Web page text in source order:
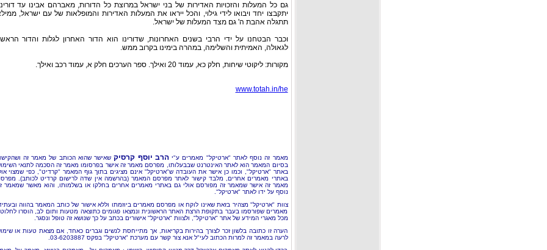
גם כל המעלות והזכויות האדירות של בני ישראל במרוצת כל הדורות, מאברהם אבינו עד
יתקבצו יחד ויבואו לידי גילוי, והכל ייראו את המעלות האדירות והמופלאות של עם ישראל,
תתגלה אהבת ה' גם מצד המעלות של ישראל.
וכבר הבטחנו על ידי הרבי בשנים האחרונות, שדורינו הוא הדור האחרון לגלות והדור
לגאולה, האמיתית והשלימה, במהרה בימינו בקרוב ממש.
מקורות: ליקוטי שיחות, חלק כא, עמוד 20 ואילך. ספר הערכים חלק א, עמוד רכב ואילך.
www.totah.in/he
מאמר זה נוסף לאתר "ארטיקל" מאמרים ע"יהרב יוסף קרסיקשאישר שהוא הכותב של מאמר זה
בסיום המאמר הוא לאתר האינטרנט שבבעלותו, מפרסם מאמר זה אישר בפרסומו מאמר זה הסכמה לתנאי
באתר "ארטיקל", וכמו כן אישר את העובדה ש"ארטיקל" אינם מציגים בתוך גוף המאמר "קרדיט", כפי שמצוי
באתרי מאמרים אחרים, מלבד קישור לאתר מפרסם המאמר (בהרשמה אין שדה לרישום קרדיט לכותב).
מאמר זה אישר שמאמר זה מפורסם אולי גם באתרי מאמרים אחרים בחלקו או בשלמותו, והוא מאשר שמאמר
נוסף על ידו לאתר "ארטיקל".
צוות "ארטיקל" מצהיר בזאת שאינו לוקח או מפרסם מאמרים ביוזמתו וללא אישור של כותב המאמר בהווה
מאמרים שפורסמו בעבר בתקופת הרצת האתר הראשונית ונמצאו פגומים כתוצאה מטעות ותום לב, הוסרו
מכל מאגרי המידע של אתר "ארטיקל", ולצוות "ארטיקל" אישורים בכתב על כך שנושא זה טופל ונסגר.
הערה זו כתובה בלשון זכר לצורך בהירות בקריאות, אך מתייחסת לנשים וגברים כאחד, אם מצאת טעות או
לרעה במאמר זה למרות הכתוב לעי"ל אנא צור קשר עם מערכת "ארטיקל" בפקס 03-6203887.